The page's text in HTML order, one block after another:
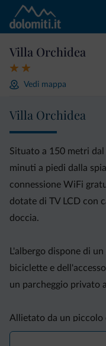
Villa Orchidea
Vedi mappa
Villa Orchidea
Situato a 150 metri
minuti a piedi dalla
connessione WiFi
dotate di TV LCD con
doccia.
L'albergo dispone di
biciclette e
un parcheggio privato
Allietato da un piccolo
Orchidea propone